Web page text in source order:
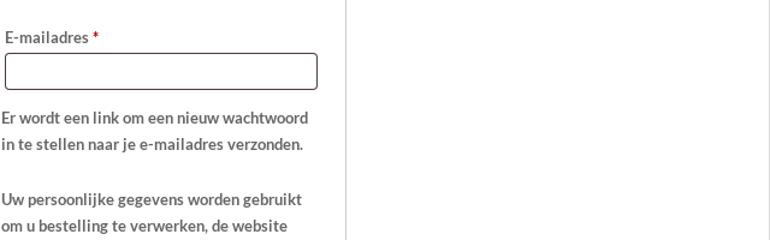
E-mailadres*Vereist
Er wordt een link om een nieuw wachtwoord
in te stellen naar je e-mailadres verzonden.
Uw persoonlijke gegevens worden gebruikt
om u bestelling te verwerken, de website